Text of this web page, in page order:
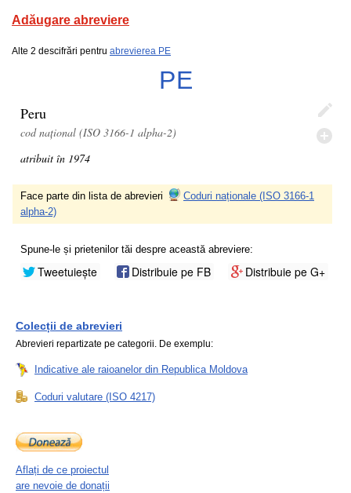
Adăugare abreviere
Alte 2 descifrări pentru abrevierea PE
PE
Peru
cod național (ISO 3166-1 alpha-2)
atribuit în 1974
Face parte din lista de abrevieri
Coduri naționale (ISO 3166-1
alpha-2)
Spune-le și prietenilor tăi despre această abreviere:
Tweetuiește Distribuie pe FB Distribuie pe G+
Colecții de abrevieri
Abrevieri repartizate pe categorii. De exemplu:
Indicative ale raioanelor din Republica Moldova
Coduri valutare (ISO 4217)
Aflați de ce proiectul
are nevoie de donații